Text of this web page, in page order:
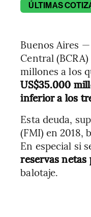
ÚLTIMAS
Buenos Aires —
Central (BCRA)
millones a los
US$35.000
inferior a los
Esta deuda,
(FMI) en 2018,
En especial si
reservas netas
balotaje.